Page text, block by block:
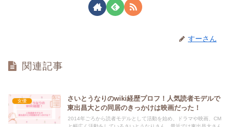
すーさん
関連記事
女優
さいとうなりのwiki経歴プロフ！人気読者モデルで
東出昌大との同居のきっかけは映画だった！
2014年ごろから読者モデルとして活動を始め、ドラマや映画、CM